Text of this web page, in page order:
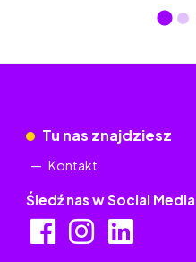
Tu nas znajdziesz
Kontakt
Śledź nas w Social Media